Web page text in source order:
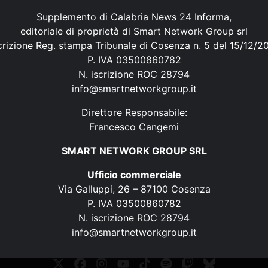
Supplemento di Calabria News 24 Informa,
editoriale di proprietà di Smart Network Group srl
Reg. stampa Tribunale di Cosenza n. 5 del 15/12/
P. IVA 03500860782
N. iscrizione ROC 28794
info@smartnetworkgroup.it
Direttore Responsabile:
Francesco Cangemi
SMART NETWORK GROUP SRL
Ufficio commerciale
Via Galluppi, 26 – 87100 Cosenza
P. IVA 03500860782
N. iscrizione ROC 28794
info@smartnetworkgroup.it